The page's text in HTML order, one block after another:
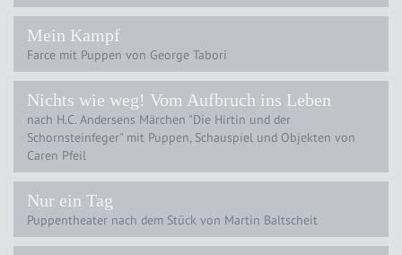
Mein Kampf
Farce mit Puppen von George Tabori
Nichts wie weg! Vom Aufbruch ins Leben
nach H.C. Andersens Märchen "Die Hirtin und der
Schornsteinfeger" mit Puppen, Schauspiel und Objekten von
Caren Pfeil
Nur ein Tag
Puppentheater nach dem Stück von Martin Baltscheit